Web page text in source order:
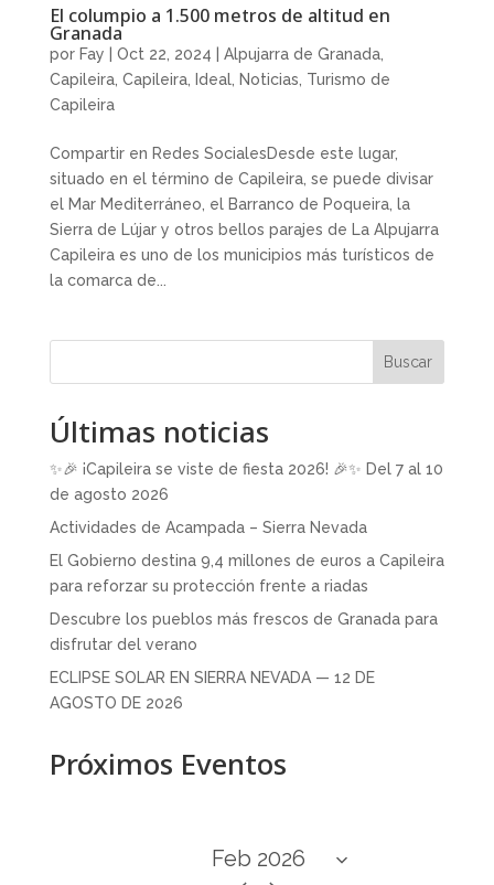
El columpio a 1.500 metros de altitud en
Granada
por Fay Oct 22, 2024 Alpujarra de Granada,
Capileira, Capileira, Ideal, Noticias Turismo de
Capileira
Compartir en Redes SocialesDesde este lugar,
situado en el término de Capileira, se puede divisar
el Mar Mediterráneo, el Barranco de Poqueira, la
Sierra de Lújar y otros bellos parajes de La Alpujarra
Capileira es uno de los municipios más turísticos de
la comarca de...
Buscar
Últimas noticias
✨🎉 ¡Capileira se viste de fiesta 2026! 🎉✨ Del 7 al 10
de agosto 2026
Actividades de Acampada – Sierra Nevada
El Gobierno destina 9,4 millones de euros a Capileira
para reforzar su protección frente a riadas
Descubre los pueblos más frescos de Granada para
disfrutar del verano
ECLIPSE SOLAR EN SIERRA NEVADA — 12 DE
AGOSTO DE 2026
Próximos Eventos